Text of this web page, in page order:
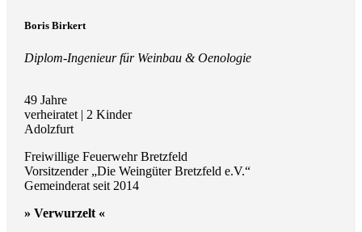
Boris Birkert
Diplom-Ingenieur für Weinbau & Oenologie
49 Jahre
verheiratet | 2 Kinder
Adolzfurt
Freiwillige Feuerwehr Bretzfeld
Vorsitzender „Die Weingüter Bretzfeld e.V.“
Gemeinderat seit 2014
» Verwurzelt «